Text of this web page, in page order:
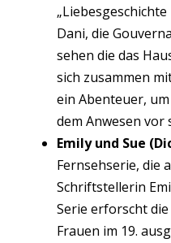
Dani, die
sehen die das
sich zusammen
ein Abenteuer,
dem Anwesen vor
Emily und Sue
Fernsehserie, die
Schriftstellerin
Serie erforscht
Frauen im 19.